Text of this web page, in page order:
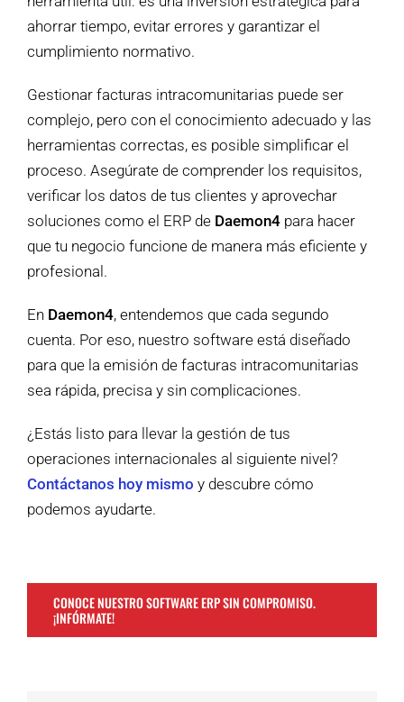
ahorrar tiempo, evitar errores y garantizar el
cumplimiento normativo.
Gestionar facturas intracomunitarias puede ser
complejo, pero con el conocimiento adecuado y las
herramientas correctas, es posible simplificar el
proceso. Asegúrate de comprender los requisitos,
verificar los datos de tus clientes y aprovechar
soluciones como el ERP de Daemon4 para hacer
que tu negocio funcione de manera más eficiente y
profesional.
En Daemon4, entendemos que cada segundo
cuenta. Por eso, nuestro software está diseñado
para que la emisión de facturas intracomunitarias
sea rápida, precisa y sin complicaciones.
¿Estás listo para llevar la gestión de tus
operaciones internacionales al siguiente nivel?
Contáctanos hoy mismo y descubre cómo
podemos ayudarte.
CONOCE NUESTRO SOFTWARE ERP SIN COMPROMISO.
¡INFÓRMATE!